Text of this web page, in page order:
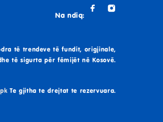
Na ndiq:
të trendeve të fundit, origjinale,
të sigurta për fëmijët në Kosovë.
Te gjitha te drejtat te rezervuara.